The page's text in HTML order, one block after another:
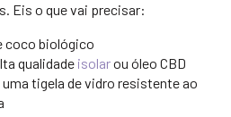
Eis o que vai precisar:
coco biológico
qualidade isolarou óleo CBD
tigela de vidro resistente ao